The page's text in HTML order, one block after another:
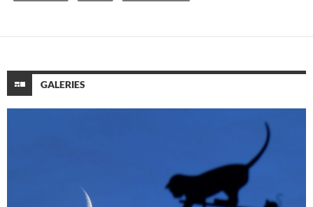
GALERIES